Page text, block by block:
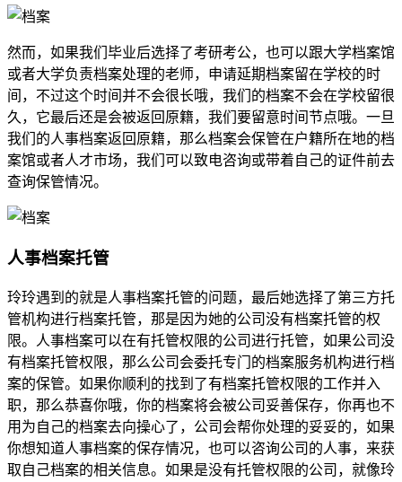
然而，如果我们毕业后选择了考研考公，也可以跟大学档案馆
或者大学负责档案处理的老师，申请延期档案留在学校的时
间，不过这个时间并不会很长哦，我们的档案不会在学校留很
久，它最后还是会被返回原籍，我们要留意时间节点哦。一旦
我们的人事档案返回原籍，那么档案会保管在户籍所在地的档
案馆或者人才市场，我们可以致电咨询或带着自己的证件前去
查询保管情况。
人事档案托管
玲玲遇到的就是人事档案托管的问题，最后她选择了第三方托
管机构进行档案托管，那是因为她的公司没有档案托管的权
限。人事档案可以在有托管权限的公司进行托管，如果公司没
有档案托管权限，那么公司会委托专门的档案服务机构进行档
案的保管。如果你顺利的找到了有档案托管权限的工作并入
职，那么恭喜你哦，你的档案将会被公司妥善保存，你再也不
用为自己的档案去向操心了，公司会帮你处理的妥妥的，如果
你想知道人事档案的保存情况，也可以咨询公司的人事，来获
取自己档案的相关信息。如果是没有托管权限的公司，就像玲